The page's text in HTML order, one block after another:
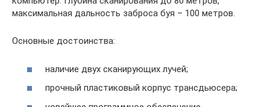
максимальная дальность заброса буя – 100 метров.
Основные достоинства:
наличие двух сканирующих лучей;
прочный пластиковый корпус трансдьюсера;